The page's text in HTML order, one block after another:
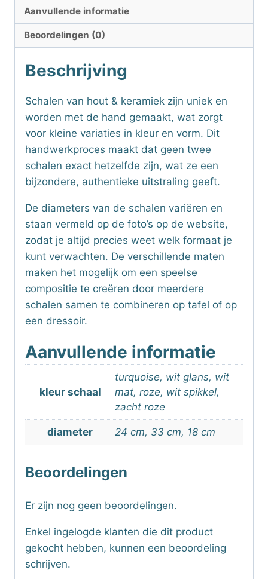
Aanvullende informatie
Beoordelingen (0)
Beschrijving
Schalen van hout & keramiek zijn uniek en
worden met de hand gemaakt, wat zorgt
voor kleine variaties in kleur en vorm. Dit
handwerkproces maakt dat geen twee
schalen exact hetzelfde zijn, wat ze een
bijzondere, authentieke uitstraling geeft.
De diameters van de schalen variëren en
staan vermeld op de foto’s op de website,
zodat je altijd precies weet welk formaat je
kunt verwachten. De verschillende maten
maken het mogelijk om een speelse
compositie te creëren door meerdere
schalen samen te combineren op tafel of op
een dressoir.
Aanvullende informatie
kleur schaal
turquoise, wit glans, wit
mat, roze, wit spikkel,
zacht roze
diameter 24 cm, 33 cm, 18 cm
Beoordelingen
Er zijn nog geen beoordelingen.
Enkel ingelogde klanten die dit product
gekocht hebben, kunnen een beoordeling
schrijven.